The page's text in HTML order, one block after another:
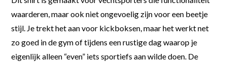
waarderen, maar ook niet ongevoelig zijn voor een beetje
stijl. Je trekt het aan voor kickboksen, maar het werkt net
zo goed in de gym of tijdens een rustige dag waarop je
eigenlijk alleen “even” iets sportiefs aan wilde doen. De